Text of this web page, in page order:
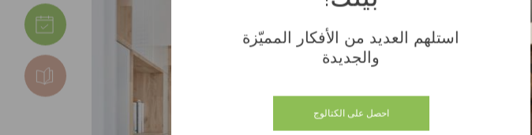
استلهم العديد من الأفكار المميّزة
والجديدة
احصل على الكتالوج